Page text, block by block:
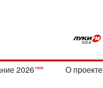
2026 О проекте